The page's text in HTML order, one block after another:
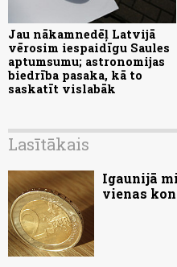
Jau nākamnedēļ Latvijā
vērosim iespaidīgu Saules
aptumsumu; astronomijas
biedrība pasaka, kā to
saskatīt vislabāk
Lasītākais
Igaunijā
vienas